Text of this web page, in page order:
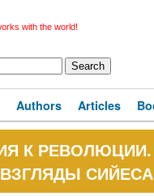
with the world!
Authors Articles
К
СИЙЕСА